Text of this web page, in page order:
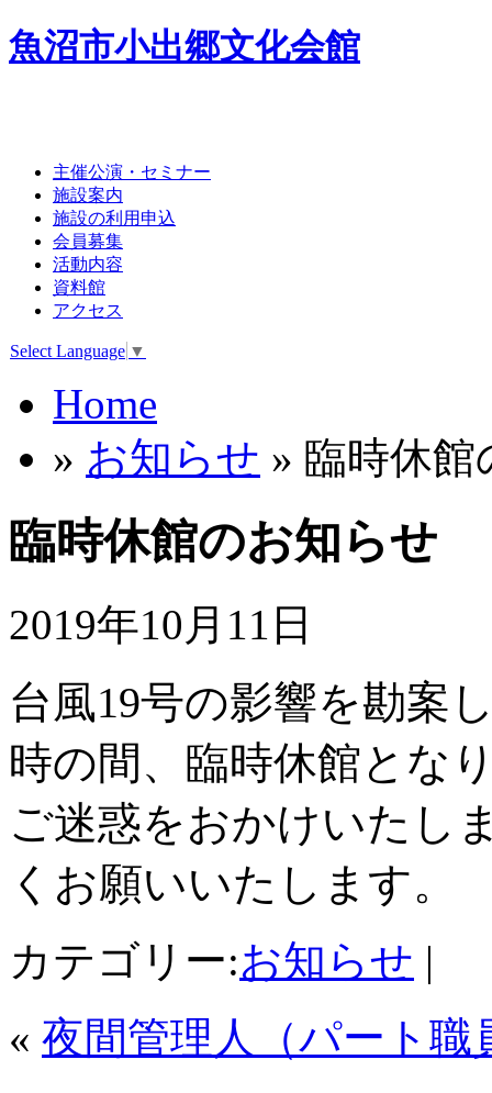
魚沼市小出郷文化会館
主催公演・セミナー
施設案内
施設の利用申込
会員募集
活動内容
資料館
アクセス
Select Language ▼
Home
» お知らせ » 臨時休
臨時休館のお知らせ
2019年10月11日
台風19号の影響を勘案
時の間、臨時休館とな
ご迷惑をおかけいたし
くお願いいたします。
カテゴリー:お知らせ |
« 夜間管理人（パート職